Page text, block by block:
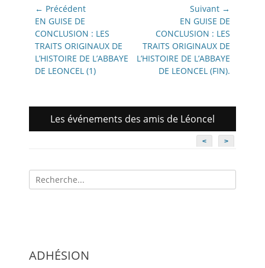
Navigation
de
l’article
← Précédent
Article
précédent:
EN GUISE DE
CONCLUSION : LES
TRAITS ORIGINAUX DE
L’HISTOIRE DE L’ABBAYE
DE LEONCEL (1)
Suivant →
suivant:
EN GUISE DE
CONCLUSION : LES
TRAITS ORIGINAUX DE
L’HISTOIRE DE L’ABBAYE
DE LEONCEL (FIN).
Les événements des amis de Léoncel
< >
Recherche
pour:
ADHÉSION